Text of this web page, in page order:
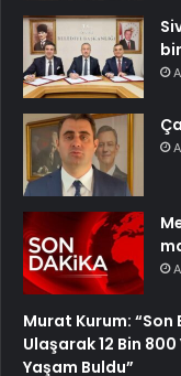
Murat Kurum: “Son
Ulaşarak 12 Bin
Yaşam Buldu”